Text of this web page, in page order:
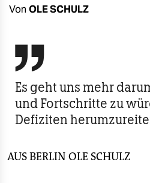
wahrheit
verlag
veranstaltungen
shop
unterstützen
Von OLE SCHULZ

Es geht uns mehr
und Fortschritte zu
Defiziten
AUS BERLIN OLE SCHULZ